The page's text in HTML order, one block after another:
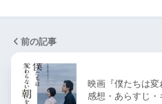
前の記事
映画『僕たちは
感想・あらすじ